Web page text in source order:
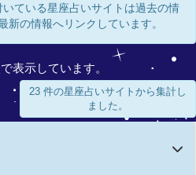
ている星座占いサイトは過去の情
新の情報へリンクしています。
表示しています。
23 件の星座占いサイトから集計し
ました。